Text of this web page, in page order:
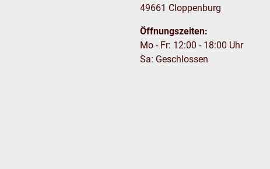
49661 Cloppenburg
Öffnungszeiten:
Mo - Fr: 12:00 - 18:00 Uhr
Sa: Geschlossen